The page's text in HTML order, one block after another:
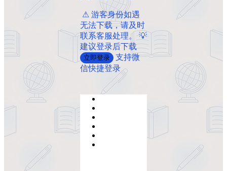
️ ️⚠ 游客身份如遇
无法下载，请及时
联系客服处理。 💡
建议登录后下载
立即登录
支持微
信快捷登录